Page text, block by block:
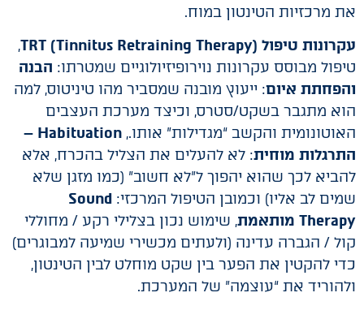
את מרכזיות הטינטון במוח.
עקרונות טיפול TRT (Tinnitus Retraining Therapy)
,
טיפול מבוסס עקרונות נוירופיזיולוגיים שמטרתו: הבנה
והפחתת איום: ייעוץ מובנה שמסביר מהו טיניטוס, למה
הוא מתגבר בשקט/סטרס, וכיצד מערכת העצבים
האוטונומית והקשב “מגדילות” אותו.,
Habituation –
התרגלות מוחית: לא להעלים את הצליל בהכרח, אלא
להביא לכך שהוא יהפוך ל”לא חשוב” (כמו מזגן שלא
שמים לב אליו) וכמובן הטיפול המרכזי: Sound
Therapy מותאמת
, שימוש נכון בצלילי רקע / מחוללי
קול / הגברה עדינה (ולעתים מכשירי שמיעה למבוגרים)
כדי להקטין את הפער בין שקט מוחלט לבין הטינטון,
ולהוריד את “עוצמה” של המערכת.